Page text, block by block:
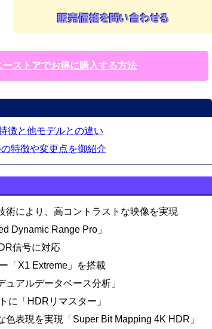
ストアでお得に購入する方法
徴と他モデルとの違い
特徴や変更点を御紹介
により、高コントラストな映像を実現
Dynamic Range Pro」
信号に対応
「X1 Extreme」を搭載
アルデータベース分析」
に「HDRリマスター」
表現を実現「Super Bit Mapping 4K HDR」